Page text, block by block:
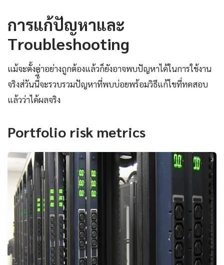
การแก้ปัญหาและ
Troubleshooting
แม้จะตั้งค่าอย่างถูกต้องแล้วก็ยังอาจพบปัญหาได้ในการใช้งาน
จริงส่วันนี้ี้จะรวบรวมปัญหาที่พบบ่อยพร้อมวิธีแก้ไขที่ทดสอบ
แล้วว่าได้ผลจริง
Portfolio risk metrics